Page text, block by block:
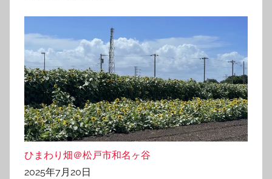
ひまわり畑＠松戸市和名ヶ谷
2025年7月20日